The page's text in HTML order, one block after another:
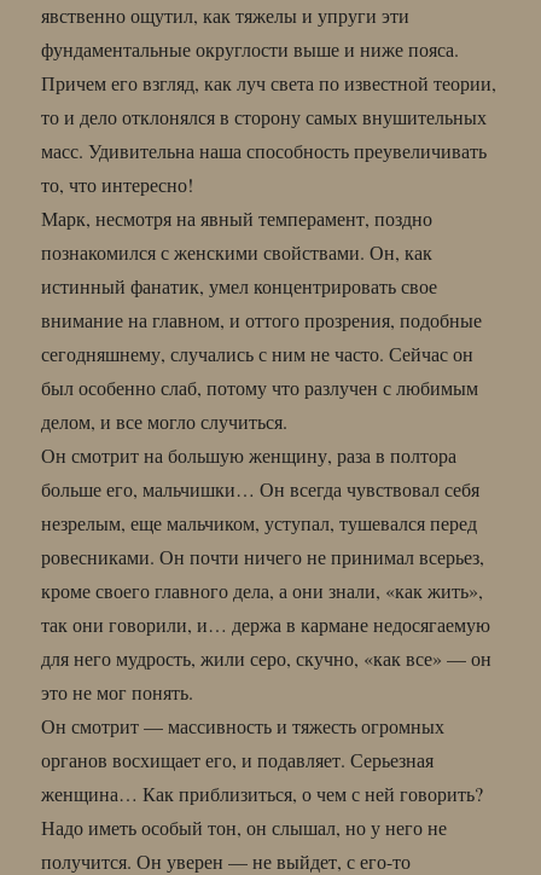
явственно ощутил, как тяжелы и упруги эти
фундаментальные округлости выше и ниже пояса.
Причем его взгляд, как луч света по известной теории,
то и дело отклонялся в сторону самых внушительных
масс. Удивительна наша способность преувеличивать
то, что интересно!
Марк, несмотря на явный темперамент, поздно
познакомился с женскими свойствами. Он, как
истинный фанатик, умел концентрировать свое
внимание на главном, и оттого прозрения, подобные
сегодняшнему, случались с ним не часто. Сейчас он
был особенно слаб, потому что разлучен с любимым
делом, и все могло случиться.
Он смотрит на большую женщину, раза в полтора
больше его, мальчишки… Он всегда чувствовал себя
незрелым, еще мальчиком, уступал, тушевался перед
ровесниками. Он почти ничего не принимал всерьез,
кроме своего главного дела, а они знали, «как жить»,
так они говорили, и… держа в кармане недосягаемую
для него мудрость, жили серо, скучно, «как все» — он
это не мог понять.
Он смотрит — массивность и тяжесть огромных
органов восхищает его, и подавляет. Серьезная
женщина… Как приблизиться, о чем с ней говорить?
Надо иметь особый тон, он слышал, но у него не
получится. Он уверен — не выйдет, с его-то